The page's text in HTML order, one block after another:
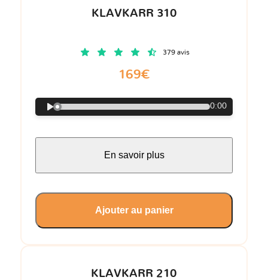
KLAVKARR 210
KLAVKARR 310
379 avis
169€
0:00
En savoir plus
Ajouter au panier